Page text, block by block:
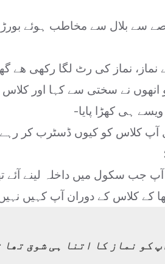
سے بلال سے مخاطب ہوئے بورڑ
نماز، نماز کی رٹ لگا رکھی ھے
انھوں نے سختی سے کہا اور
ہی کھڑا پایا-
آپ کلاس کو کیوں ڈسٹرب کر
آپ جب سکول میں داخلہ لینے آئے
کے کلاس کے دوران آپ کہیں
کو نماز کا اتنا ہی شوق